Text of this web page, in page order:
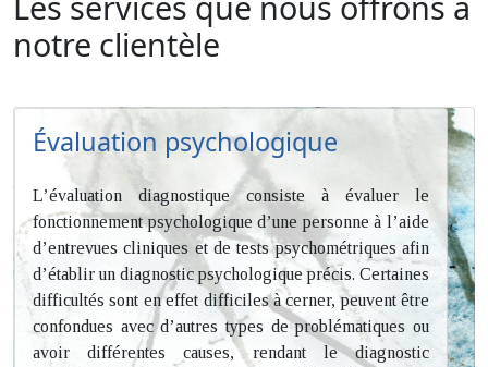
notre clientèle
Évaluation psychologique
L’évaluation diagnostique consiste à évaluer le
fonctionnement psychologique d’une personne à l’aide
d’entrevues cliniques et de tests psychométriques afin
d’établir un diagnostic psychologique précis. Certaines
difficultés sont en effet difficiles à cerner, peuvent être
confondues avec d’autres types de problématiques ou
avoir différentes causes, rendant le diagnostic